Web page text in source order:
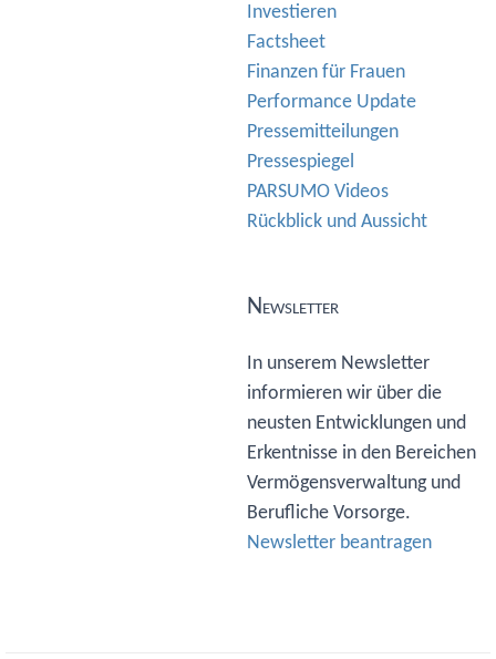
Investieren
Factsheet
Finanzen für Frauen
Performance Update
Pressemitteilungen
Pressespiegel
PARSUMO Videos
Rückblick und Aussicht
Newsletter
In unserem Newsletter
informieren wir über die
neusten Entwicklungen und
Erkentnisse in den Bereichen
Vermögensverwaltung und
Berufliche Vorsorge.
Newsletter beantragen